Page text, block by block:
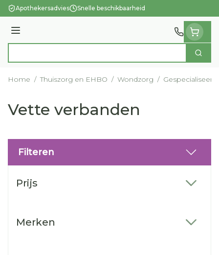
Ga naar de inhoud
Apothekersadvies Snelle beschikbaarheid
Menu
Zoek
Home / Thuiszorg en EHBO / Wondzorg /
Vette verbanden
Filteren
Prijs
Merken